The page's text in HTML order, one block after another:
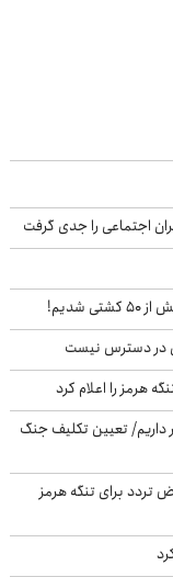
شدیم!
در دسترس نیست
هرمز را اعلام کرد
داریم/ تعیین تکلیف جنگ
تردد برای تنگه هرمز